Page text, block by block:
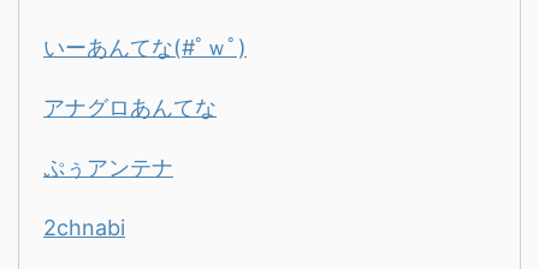
いーあんてな(#ﾟｗﾟ)
アナグロあんてな
ぷぅアンテナ
2chnabi